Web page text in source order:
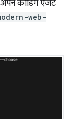
अपने कोडिंग एजेंट
web-